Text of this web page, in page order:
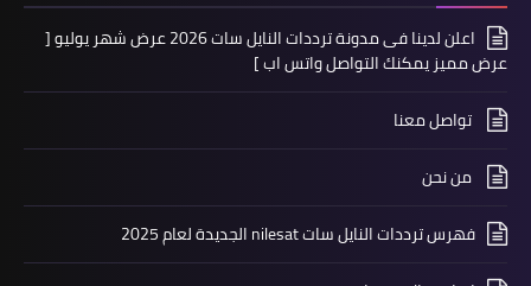
اعلن لدينا فى مدونة ترددات النايل سات 2026 عرض شهر يوليو [
عرض مميز يمكنك التواصل واتس اب ]
تواصل معنا
من نحن
فهرس ترددات النايل سات nilesat الجديدة لعام 2025